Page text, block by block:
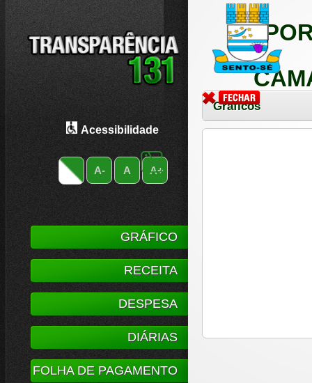
Acessibilidade
A- A A+
GRÁFICO
RECEITA
DESPESA
DIÁRIAS
FOLHA DE PAGAMENTO
Gráficos